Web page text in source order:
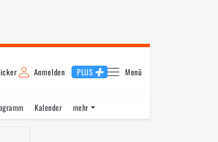
Anmelden PLUS Menü
Kalender
mehr